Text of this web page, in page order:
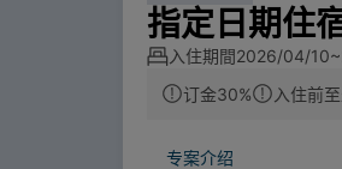
指定日期住
入住期間2026/04/
订金30%
入住前
专案介绍